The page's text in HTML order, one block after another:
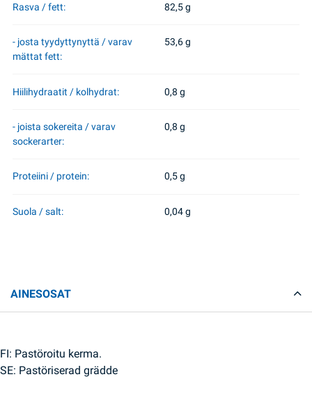
Rasva / fett: 82,5 g
- josta tyydyttynyttä / varav
mättat fett:
53,6 g
Hiilihydraatit / kolhydrat: 0,8 g
- joista sokereita / varav
sockerarter:
0,8 g
Proteiini / protein: 0,5 g
Suola / salt: 0,04 g
AINESOSAT
FI: Pastöroitu kerma.
SE: Pastöriserad grädde